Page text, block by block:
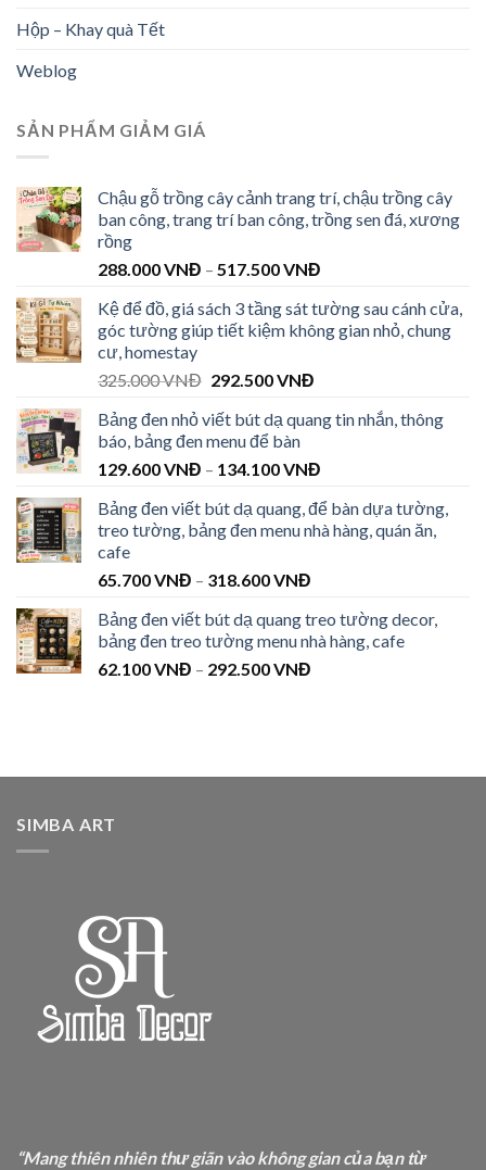
Hộp – Khay quà Tết
Weblog
SẢN PHẨM GIẢM GIÁ
Chậu gỗ trồng cây cảnh trang trí, chậu trồng cây
ban công, trang trí ban công, trồng sen đá, xương
rồng
288.000VNĐ – 517.500VNĐ
Kệ để đồ, giá sách 3 tầng sát tường sau cánh cửa,
góc tường giúp tiết kiệm không gian nhỏ, chung
cư, homestay
325.000VNĐ 292.500VNĐ
Bảng đen nhỏ viết bút dạ quang tin nhắn, thông
báo, bảng đen menu để bàn
129.600VNĐ – 134.100VNĐ
Bảng đen viết bút dạ quang, để bàn dựa tường,
treo tường, bảng đen menu nhà hàng, quán ăn,
cafe
65.700VNĐ – 318.600VNĐ
Bảng đen viết bút dạ quang treo tường decor,
bảng đen treo tường menu nhà hàng, cafe
62.100VNĐ – 292.500VNĐ
SIMBA ART
“Mang thiên nhiên thư giãn vào không gian của bạn từ